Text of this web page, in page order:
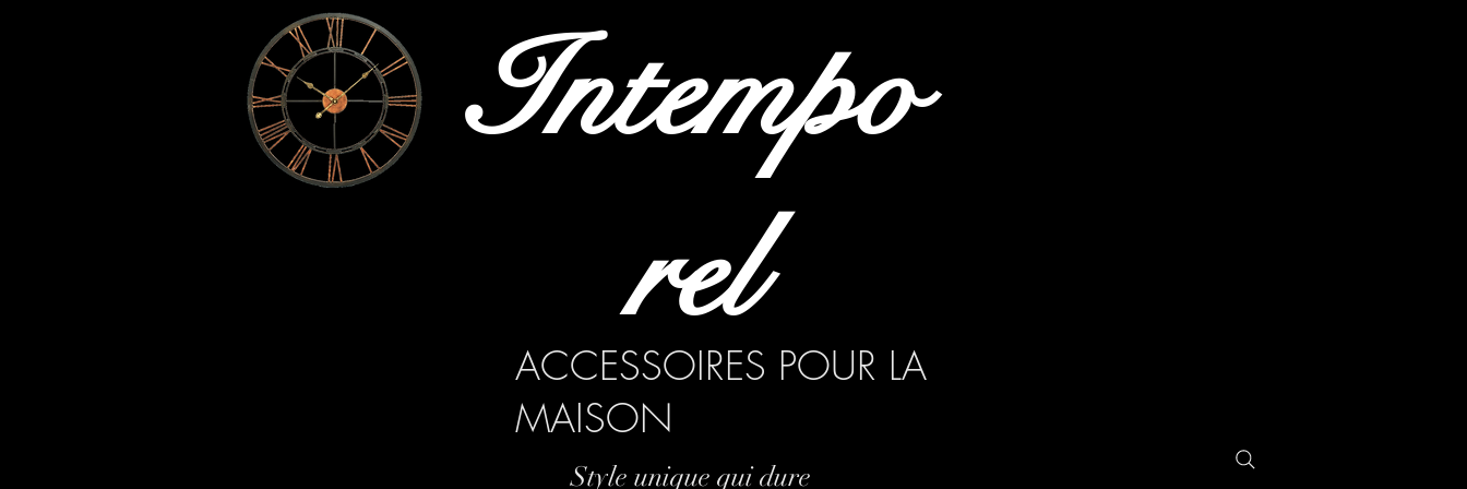
Intempo
rel
ACCESSOIRES POUR LA
MAISON
Style unique qui dure